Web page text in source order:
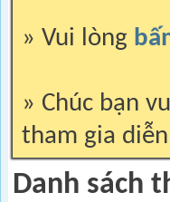
» Vui lòng
» Chúc bạn
tham gia
Danh sách